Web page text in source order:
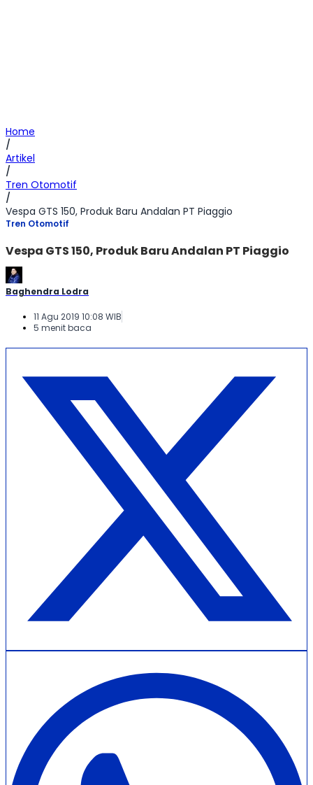
Home
/
Artikel
/
Tren Otomotif
/
Vespa GTS 150, Produk Baru Andalan PT Piaggio
Tren Otomotif
Vespa GTS 150, Produk Baru Andalan PT Piaggio
Baghendra Lodra
11 Agu 2019 10:08 WIB
5 menit baca